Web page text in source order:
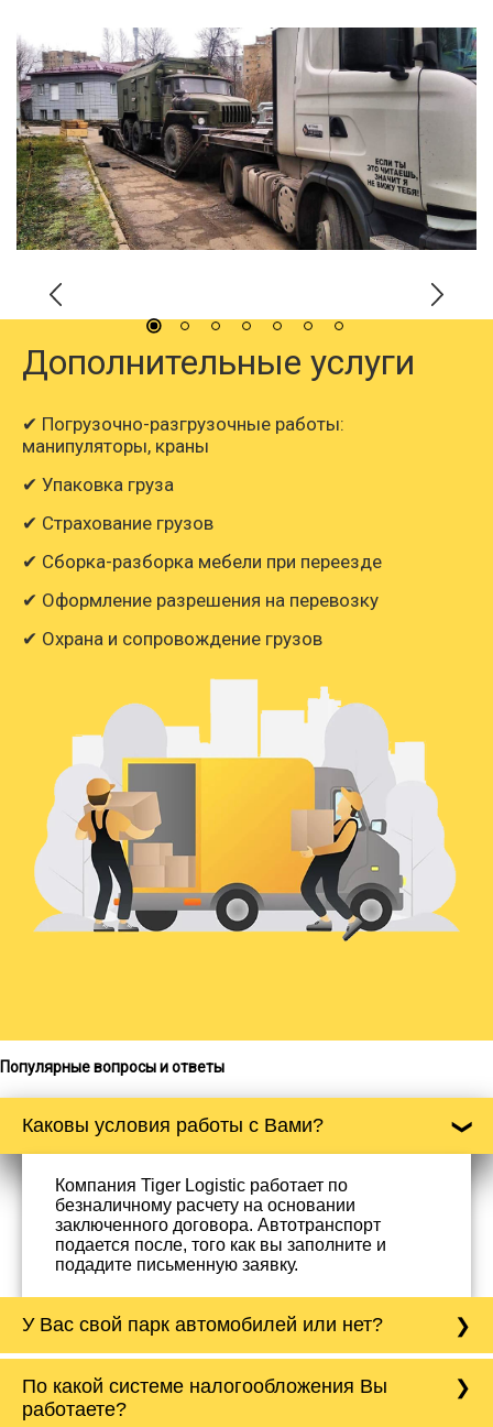
Дополнительные услуги
✔ Погрузочно-разгрузочные работы:
манипуляторы, краны
✔ Упаковка груза
✔ Страхование грузов
✔ Сборка-разборка мебели при переезде
✔ Оформление разрешения на перевозку
✔ Охрана и сопровождение грузов
Популярные вопросы и ответы
Каковы условия работы с Вами?
Компания Tiger Logistic работает по
безналичному расчету на основании
заключенного договора. Автотранспорт
подается после, того как вы заполните и
подадите письменную заявку.
У Вас свой парк автомобилей или нет?
насчитывает более 50 автомобилей
различного тоннажа - от 0,5 тонн до 20 тонн.
По какой системе налогообложения Вы
работаете?